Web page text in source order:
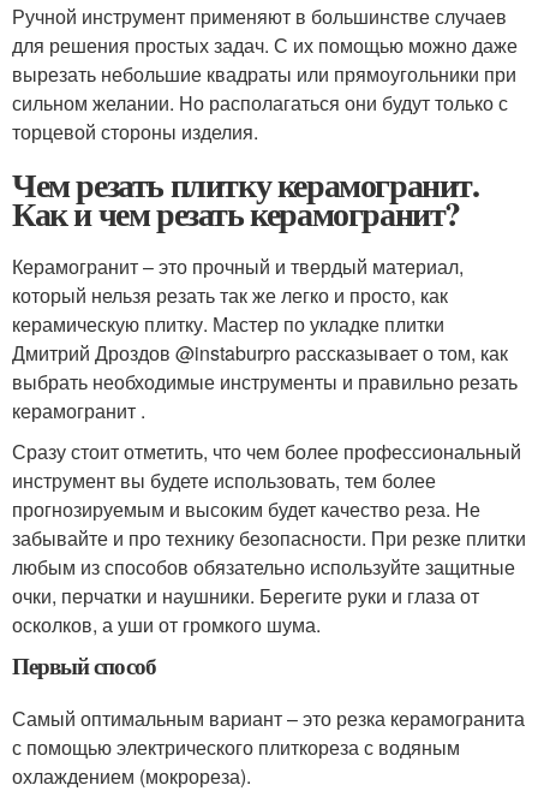
Ручной инструмент применяют в большинстве случаев
для решения простых задач. С их помощью можно даже
вырезать небольшие квадраты или прямоугольники при
сильном желании. Но располагаться они будут только с
торцевой стороны изделия.
Чем резать плитку керамогранит.
Как и чем резать керамогранит?
Керамогранит – это прочный и твердый материал,
который нельзя резать так же легко и просто, как
керамическую плитку. Мастер по укладке плитки
Дмитрий Дроздов @instaburpro рассказывает о том, как
выбрать необходимые инструменты и правильно резать
керамогранит .
Сразу стоит отметить, что чем более профессиональный
инструмент вы будете использовать, тем более
прогнозируемым и высоким будет качество реза. Не
забывайте и про технику безопасности. При резке плитки
любым из способов обязательно используйте защитные
очки, перчатки и наушники. Берегите руки и глаза от
осколков, а уши от громкого шума.
Первый способ
Самый оптимальным вариант – это резка керамогранита
с помощью электрического плиткореза с водяным
охлаждением (мокрореза).